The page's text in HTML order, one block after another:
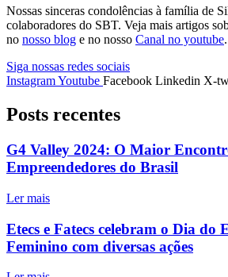
Nossas sinceras condolências à família de
colaboradores do SBT. Veja mais artigos
no nosso blog e no nosso Canal no youtube.
Siga nossas redes sociais
InstagramYoutube Facebook Linkedin X-
Posts recentes
G4 Valley 2024: O Maior
Empreendedores do Brasil
Ler mais
Etecs e Fatecs celebram o Dia do
Feminino com diversas ações